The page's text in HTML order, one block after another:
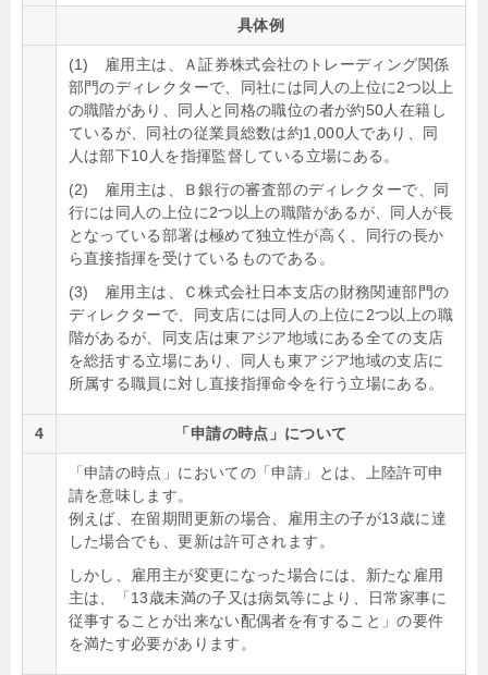
具体例
(1) 雇用主は、Ａ証券株式会社のトレーディング関係
部門のディレクターで、同社には同人の上位に2つ以上
の職階があり、同人と同格の職位の者が約50人在籍し
ているが、同社の従業員総数は約1,000人であり、同
人は部下10人を指揮監督している立場にある。
(2) 雇用主は、Ｂ銀行の審査部のディレクターで、同
行には同人の上位に2つ以上の職階があるが、同人が長
となっている部署は極めて独立性が高く、同行の長か
ら直接指揮を受けているものである。
(3) 雇用主は、Ｃ株式会社日本支店の財務関連部門の
ディレクターで、同支店には同人の上位に2つ以上の職
階があるが、同支店は東アジア地域にある全ての支店
を総括する立場にあり、同人も東アジア地域の支店に
所属する職員に対し直接指揮命令を行う立場にある。
4 「申請の時点」について
「申請の時点」においての「申請」とは、上陸許可申
請を意味します。
例えば、在留期間更新の場合、雇用主の子が13歳に達
した場合でも、更新は許可されます。
しかし、雇用主が変更になった場合には、新たな雇用
主は、「13歳未満の子又は病気等により、日常家事に
従事することが出来ない配偶者を有すること」の要件
を満たす必要があります。